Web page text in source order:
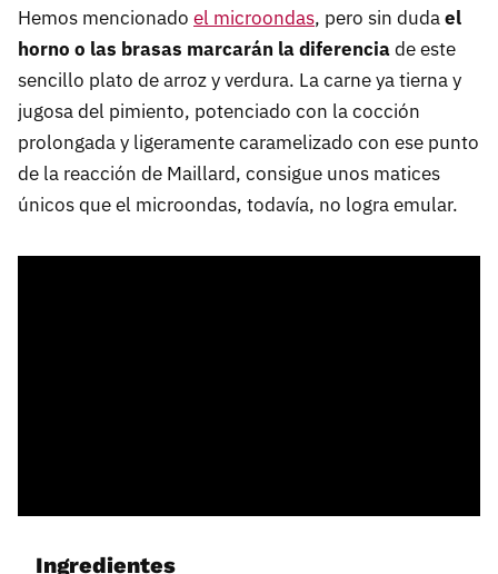
Hemos mencionado el microondas, pero sin dudael
horno o las brasas marcarán la diferenciade este
sencillo plato de arroz y verdura. La carne ya tierna y
jugosa del pimiento, potenciado con la cocción
prolongada y ligeramente caramelizado con ese punto
de la reacción de Maillard, consigue unos matices
únicos que el microondas, todavía, no logra emular.
Ingredientes